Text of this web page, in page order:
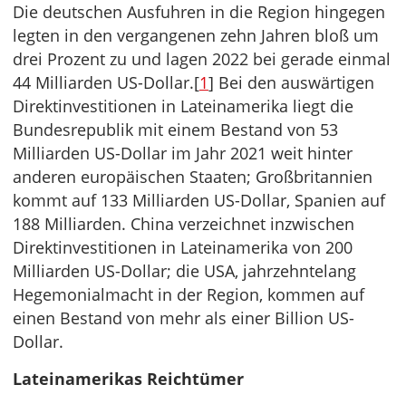
Die deutschen Ausfuhren in die Region hingegen
legten in den vergangenen zehn Jahren bloß um
drei Prozent zu und lagen 2022 bei gerade einmal
44 Milliarden US-Dollar.[1] Bei den auswärtigen
Direktinvestitionen in Lateinamerika liegt die
Bundesrepublik mit einem Bestand von 53
Milliarden US-Dollar im Jahr 2021 weit hinter
anderen europäischen Staaten; Großbritannien
kommt auf 133 Milliarden US-Dollar, Spanien auf
188 Milliarden. China verzeichnet inzwischen
Direktinvestitionen in Lateinamerika von 200
Milliarden US-Dollar; die USA, jahrzehntelang
Hegemonialmacht in der Region, kommen auf
einen Bestand von mehr als einer Billion US-
Dollar.
Lateinamerikas Reichtümer